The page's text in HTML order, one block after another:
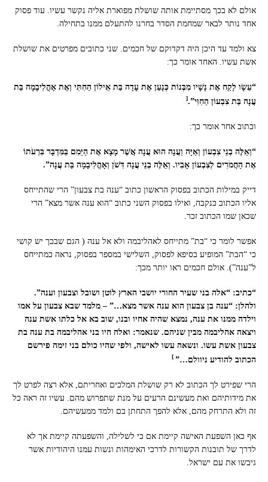
אולם לא בכך מסתיימת אותה שושלת מפוארת אליה נקשר עשיו. עוד פסוק
אחד נותר לבאר שמחמת הסדר בחרנו להתעלם ממנו בתחילה.
צא ולמד עד היכן היה דקדוקם של חכמים. שני כתובים מפרטים את שושלת
אשת עשיו. האחד אומר כך:
“עֵשָׂו לָקַח אֶת נָשָׁיו מִבְּנוֹת כְּנָעַן אֶת עָדָה בַּת אֵילוֹן הַחִתִּי וְאֶת אָהֳלִיבָמָה בַּת
עֲנָה בַּת צִבְעוֹן הַחִוִּי”.[
וכתוב אחר אומר כך:
“וְאֵלֶּה בְנֵי צִבְעוֹן וְאַיָּה וַעֲנָה הוּא עֲנָה אֲשֶׁר מָצָא אֶת הַיֵּמִם בַּמִּדְבָּר בִּרְעֹתוֹ
אֶת הַחֲמֹרִים לְצִבְעוֹן אָבִיו. וְאֵלֶּה בְנֵי עֲנָה דִּשֹׁן וְאָהֳלִיבָמָה בַּת עֲנָה”.
דייק במילות הכתוב בפסוק הראשון כתוב “ענה בת צבעון” הרי שהתייחס
אליו הכתוב כנקבה, ואילו בפסוק השני כתוב “הוא ענה אשר מצא” הרי
שכאן שמו הכתוב זכר.
אפשר לומר כי “בת” מתייחס לאהליבמה ולא אל ענה ( הגם שבכך יש קושי
כי “הבת” המופיע בסיפא לפסוק, השלישי במספר בפסוק, נראה כמתייחס
ל”ענה”). אולם חכמים ראו יותר מכך:
“כתיב: “אלה בני שעיר החורי יושבי הארץ לוטן ושובל וצבעון וענה”.
ולהלן: “ענה בן צבעון הוא ענה אשר מצא…” – מלמד שבא צבעון על אמו
וילדה ממנו את ענה, נמצא שהיה אחיו ובנו, שוב בא אל כלתו אשת ענה
ויצאה אהליבמה מבין שניהם. שנאמר: ואלה היו בני אהליבמה בת ענה בת
צבעון אשת עשו. ונשאה עשו לאישה, ולפי שהיו כולם בני זימה פירשם
הכתוב להודיע ניוולם…” ]
הרי שפירט לך הכתוב לא רק שושלת המלכים ואחריתם, אלא רצה לפרט לך
את מידותיהם ואת מעשינם הרעים על מנת שתפרוש מהם. עשיו זה ראה כל
זה ולא התרחק מהם, אלא להפך התחתן בם ולמד ממעשיהם.
אף כאן השפעת האישה קיימת אם כי לשלילה, והשפעתה קיימת אך לא
לדרך של תובנות הקשורות לדרכי האימהות ונשות עמנו היהודיות אשר
גיבשו את עם ישראל.